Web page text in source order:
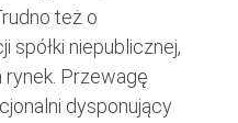
też o
spółki niepublicznej,
rynek. Przewagę
dysponujący